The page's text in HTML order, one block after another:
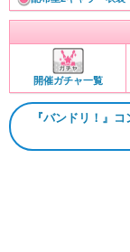
開催ガチャ一覧
『バンドリ！』